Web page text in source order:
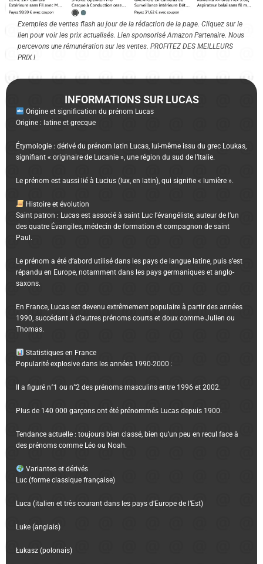
Exemples de ventes flash au jour de la rédaction de la page. Cliquez sur le
lien pour voir les prix actualisés. Lien sponsorisé Amazon Partenaire. Nous
percevons une rémunération sur les ventes. PROFITEZ DES MEILLEURS
PRIX !
INFORMATIONS SUR LUCAS
Origine et signification du prénom Lucas
Origine : latine et grecque
Étymologie : dérivé du prénom latin Lucas, lui-même issu du grec Loukas,
signifiant « originaire de Lucanie », une région du sud de l’Italie.
Le prénom est aussi lié à Lucius (lux, en latin), qui signifie « lumière ».
Histoire et évolution
Saint patron : Lucas est associé à saint Luc l’évangéliste, auteur de l’un
des quatre Évangiles, médecin de formation et compagnon de saint
Paul.
Le prénom a été d’abord utilisé dans les pays de langue latine, puis s’est
répandu en Europe, notamment dans les pays germaniques et anglo-
saxons.
En France, Lucas est devenu extrêmement populaire à partir des années
1990, succédant à d’autres prénoms courts et doux comme Julien ou
Thomas.
Statistiques en France
Popularité explosive dans les années 1990-2000 :
Il a figuré n°1 ou n°2 des prénoms masculins entre 1996 et 2002.
Plus de 140 000 garçons ont été prénommés Lucas depuis 1900.
Tendance actuelle : toujours bien classé, bien qu’un peu en recul face à
des prénoms comme Léo ou Noah.
Variantes et dérivés
Luc (forme classique française)
Luca (italien et très courant dans les pays d’Europe de l’Est)
Luke (anglais)
Łukasz (polonais)